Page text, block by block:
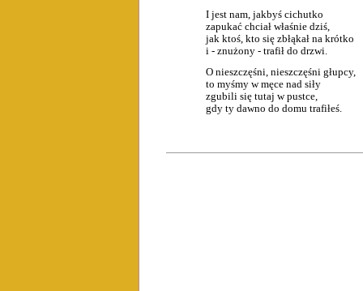
I jest nam, jakbyś cichutko
zapukać chciał właśnie dziś,
jak ktoś, kto się zbłąkał na krótko
i - znużony - trafił do drzwi.
O nieszczęśni, nieszczęśni głupcy,
to myśmy w męce nad siły
zgubili się tutaj w pustce,
gdy ty dawno do domu trafiłeś.